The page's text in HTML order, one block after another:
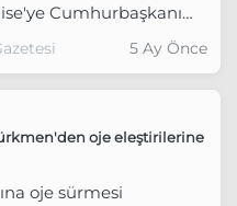
Cumhurbaşkanı
Oktay Saral
5 Ay Önce
oje eleştirilerine
oje sürmesi